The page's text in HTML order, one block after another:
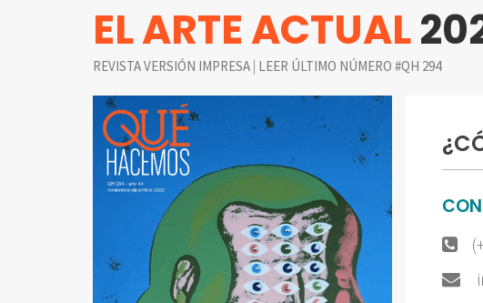
EL ARTE ACTUAL
REVISTA VERSIÓN IMPRESA | LEER ÚLTIMO NÚMERO #QH 294